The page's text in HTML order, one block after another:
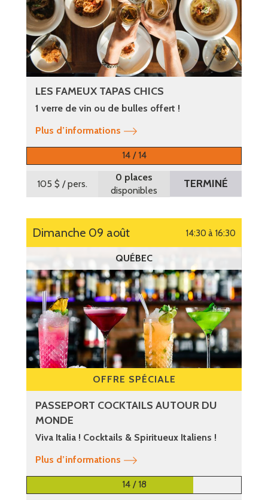
LES FAMEUX TAPAS CHICS
1 verre de vin ou de bulles offert !
Plus d’informations
14 / 14
105 $ / pers.
0 places
disponibles
TERMINÉ
dimanche 09 août 14:30 à 16:30
QUÉBEC
OFFRE SPÉCIALE
PASSEPORT COCKTAILS AUTOUR DU
MONDE
Viva Italia ! Cocktails & Spiritueux Italiens !
Plus d’informations
14 / 18